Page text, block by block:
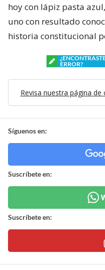
hoy con lápiz pasta
uno con resultado
historia constitucional
ERROR?
Revisa nuestra página de
Síguenos en:
Suscríbete en:
Suscríbete en: